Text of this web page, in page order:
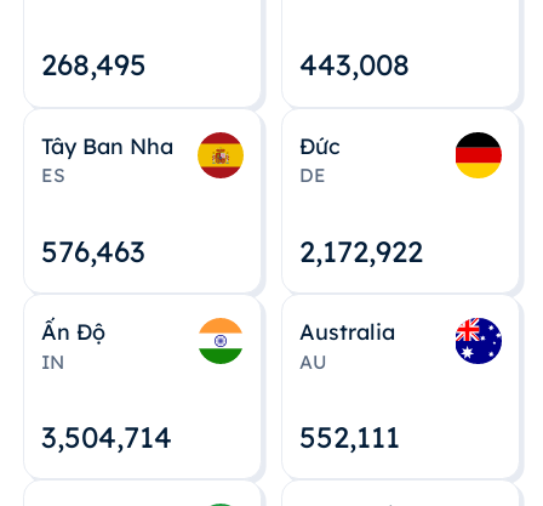
268,495 443,008
Tây Ban Nha
ES
576,463
Đức
DE
2,172,922
Ấn Độ
IN
3,504,715
Australia
AU
552,112